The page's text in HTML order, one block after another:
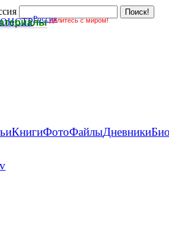
делитесь с миром!
Россия
КнигиФотоФайлыДневники